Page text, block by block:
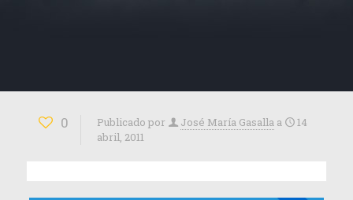
0 Publicado por José María Gasalla a
14
abril, 2011